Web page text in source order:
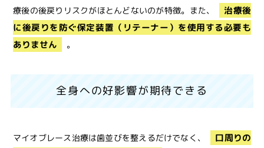
療後の後戻りリスクがほとんどないのが特徴。また、
治療後
に後戻りを防ぐ保定装置（リテーナー）を使用する必要も
ありません
。
全身への好影響が期待できる
マイオブレース治療は歯並びを整えるだけでなく、
口周りの